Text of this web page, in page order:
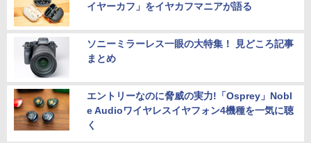
イヤーカフ」をイヤカフマニアが語る
ソニーミラーレス一眼の大特集！ 見どころ記事
まとめ
エントリーなのに脅威の実力!「Osprey」Nobl
e Audioワイヤレスイヤフォン4機種を一気に聴
く